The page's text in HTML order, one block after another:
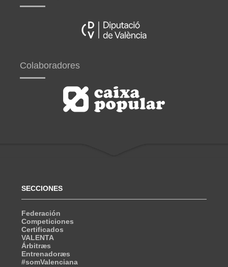
Colaboradores
SECCIONES
Federación
Competiciones
Certificados
VALENTA
Árbitræs
Entrenadoræs
#somValenciana